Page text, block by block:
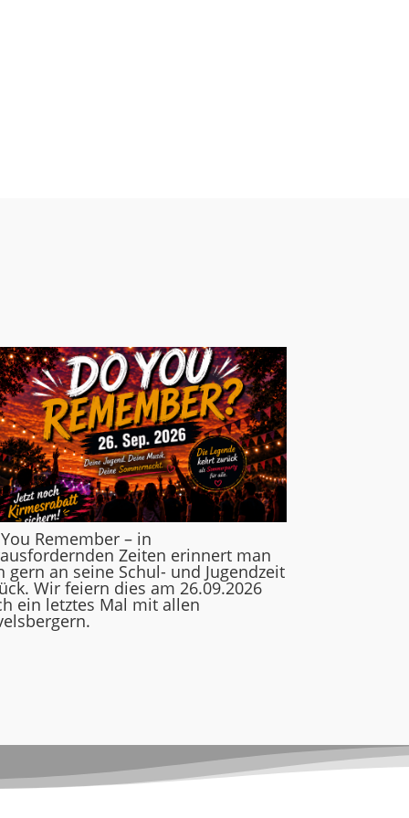
Remember – in
Zeiten erinnert man
gern an seine Schul- und Jugendzeit
Wir feiern dies am 26.09.2026
ein letztes Mal mit allen